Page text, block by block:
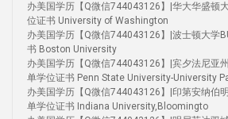
办美国学历【Q微信744043126】|华大华盛顿
位证书 University of Washington
办美国学历【Q微信744043126】|波士顿大学
书 Boston University
办美国学历【Q微信744043126】|宾夕法尼亚
单学位证书 Penn State University-University
办美国学历【Q微信744043126】|印第安纳伯
单学位证书 Indiana University,Bloomingto